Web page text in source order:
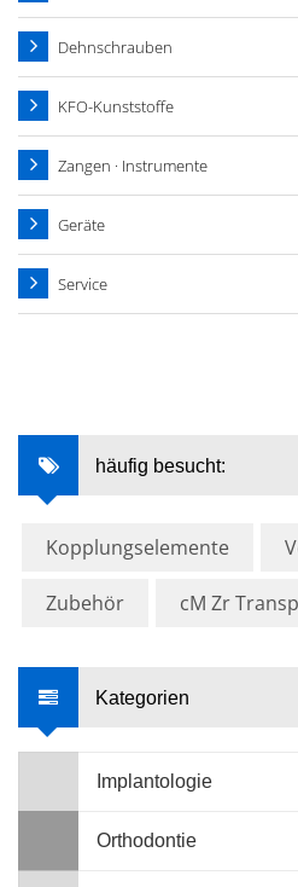
Dehnschrauben
KFO-Kunststoffe
Zangen · Instrumente
Geräte
Service
häufig besucht:
Kopplungselemente
Zubehör cM Zr
Kategorien
Implantologie
Orthodontie